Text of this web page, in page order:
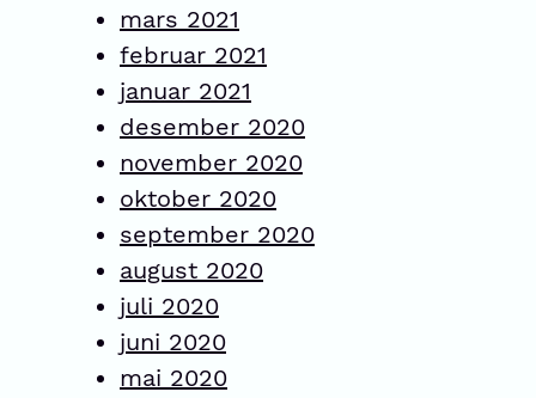
mars 2021
februar 2021
januar 2021
desember 2020
november 2020
oktober 2020
september 2020
august 2020
juli 2020
juni 2020
mai 2020